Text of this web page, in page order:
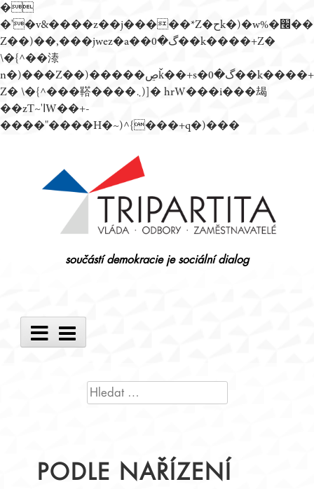
�
�'�v&����z��j�����*Z�حk�)�w%�׬��
Z��)��,���jwez�a��گ�0��k����+Z�
\�{^��溙
n�)���Z��)�����ڝǩ��+s�گ�0��k����+
Z� \�{^���鞳����܆)]� hrW���i���朅
��zƬ~'ߊW��+-
����"����H�~)^{���+q�)���
součástí demokracie je sociální dialog
Main
Menu
VYHLEDÁVÁNÍ
PODLE NAŘÍZENÍ